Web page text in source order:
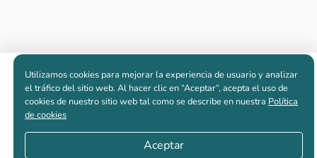
Apartamentos nuevos
Casas nuevas en venta
Utilizamos cookies para mejorar la experiencia de usuario y analizar
el tráfico del sitio web. Al hacer clic en “Aceptar“, acepta el uso de
cookies de nuestro sitio web tal como se describe en nuestra Política
de cookies
Aceptar